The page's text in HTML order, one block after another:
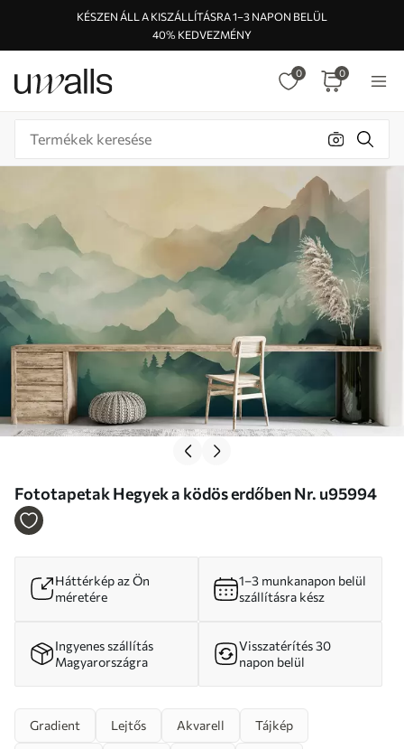
KÉSZEN ÁLL A KISZÁLLÍTÁSRA 1–3 NAPON BELÜL
40% KEDVEZMÉNY
0 0
Fototapetak Hegyek a ködös erdőben Nr. u95994
Háttérkép az Ön
méretére
1–3 munkanapon belül
szállításra kész
Ingyenes szállítás
Magyarországra
Visszatérítés 30
napon belül
Gradient Lejtős Akvarell Tájkép